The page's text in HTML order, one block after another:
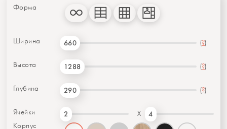
Форма
Ширина 660 (?)
Высота 1288 (?)
Глубина 290 (?)
Ячейки 2 X 4
Корпус